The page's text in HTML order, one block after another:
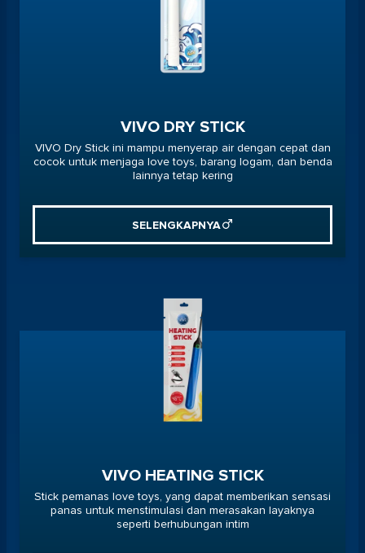
VIVO DRY STICK
VIVO Dry Stick ini mampu menyerap air dengan cepat dan
cocok untuk menjaga love toys, barang logam, dan benda
lainnya tetap kering
SELENGKAPNYA
VIVO HEATING STICK
Stick pemanas love toys, yang dapat memberikan sensasi
panas untuk menstimulasi dan merasakan layaknya
seperti berhubungan intim